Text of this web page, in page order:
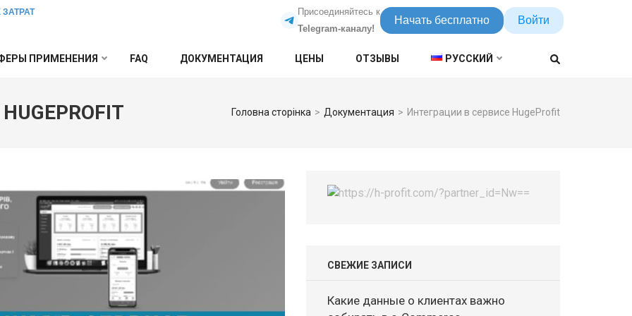
Присоединяйтесь к
Telegram-каналу!
Начать бесплатно Войти
ПРИМЕНЕНИЯ FAQ ДОКУМЕНТАЦИЯ ЦЕНЫ ОТЗЫВЫ РУССКИЙ
Головна сторінка > Документация > Интеграции в сервисе HugeProfit
СВЕЖИЕ ЗАПИСИ
Какие данные о клиентах важно